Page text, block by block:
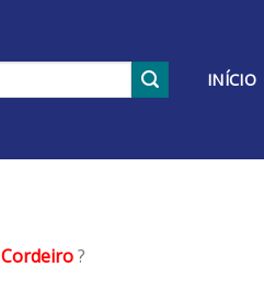
INÍCIO
Cordeiro?